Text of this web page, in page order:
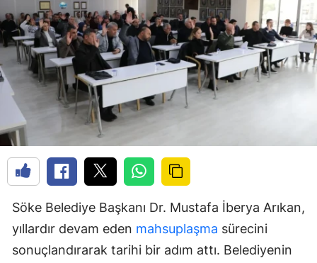
Söke Belediye Başkanı Dr. Mustafa İberya Arıkan,
yıllardır devam eden mahsuplaşma sürecini
sonuçlandırarak tarihi bir adım attı. Belediyenin